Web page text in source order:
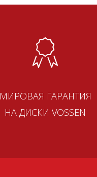
МИРОВАЯ ГАРАНТИЯ
НА ДИСКИ VOSSEN